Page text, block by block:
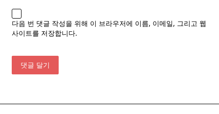
다음 번 댓글 작성을 위해 이 브라우저에 이름, 이메일, 그리고 웹
사이트를 저장합니다.